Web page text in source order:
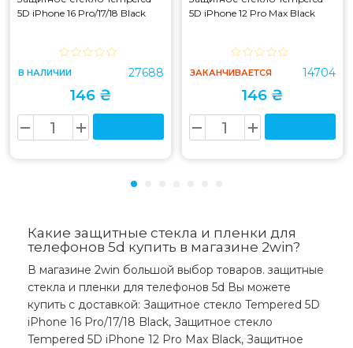
5D iPhone 16 Pro/17/18 Black
В НАЛИЧИИ 27688
146 ₴
5D iPhone 12 Pro Max Black
ЗАКАНЧИВАЕТСЯ 14704
146 ₴
Какие защитные стекла и пленки для
телефонов 5d купить в магазине 2win?
В магазине 2win большой выбор товаров. защитные
стекла и пленки для телефонов 5d Вы можете
купить с доставкой: Защитное стекло Tempered 5D
iPhone 16 Pro/17/18 Black, Защитное стекло
Tempered 5D iPhone 12 Pro Max Black, Защитное